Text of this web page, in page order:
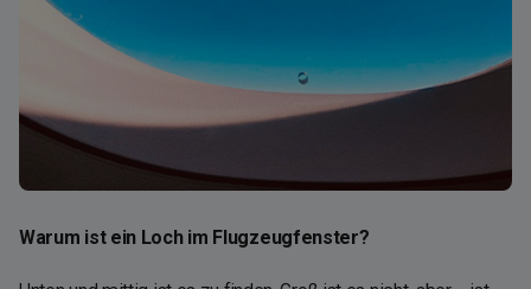
Warum ist ein Loch im Flugzeugfenster?